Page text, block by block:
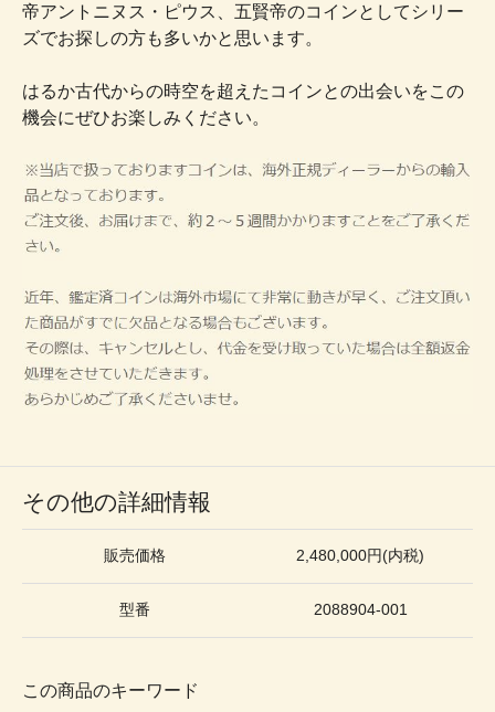
帝アントニヌス・ピウス、五賢帝のコインとしてシリー
ズでお探しの方も多いかと思います。
はるか古代からの時空を超えたコインとの出会いをこの
機会にぜひお楽しみください。
その他の詳細情報
販売価格 2,480,000円(内税)
型番 2088904-001
この商品のキーワード